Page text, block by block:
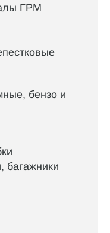
ГРМ
бензо и
багажники